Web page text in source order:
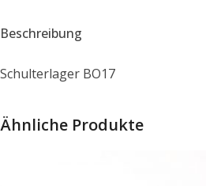
Beschreibung
Schulterlager BO17
Ähnliche Produkte